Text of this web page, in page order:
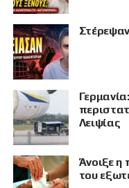
Λειψίας
Άνοιξε η
του